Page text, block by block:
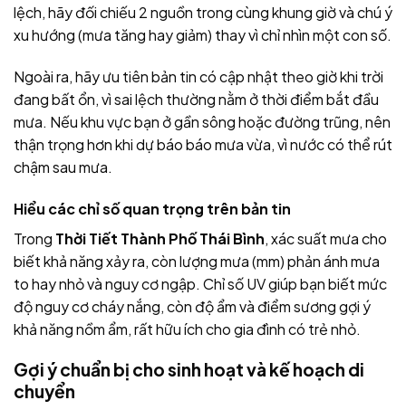
lệch, hãy đối chiếu 2 nguồn trong cùng khung giờ và chú ý
xu hướng (mưa tăng hay giảm) thay vì chỉ nhìn một con số.
Ngoài ra, hãy ưu tiên bản tin có cập nhật theo giờ khi trời
đang bất ổn, vì sai lệch thường nằm ở thời điểm bắt đầu
mưa. Nếu khu vực bạn ở gần sông hoặc đường trũng, nên
thận trọng hơn khi dự báo báo mưa vừa, vì nước có thể rút
chậm sau mưa.
Hiểu các chỉ số quan trọng trên bản tin
Trong Thời Tiết Thành Phố Thái Bình, xác suất mưa cho
biết khả năng xảy ra, còn lượng mưa (mm) phản ánh mưa
to hay nhỏ và nguy cơ ngập. Chỉ số UV giúp bạn biết mức
độ nguy cơ cháy nắng, còn độ ẩm và điểm sương gợi ý
khả năng nồm ẩm, rất hữu ích cho gia đình có trẻ nhỏ.
Gợi ý chuẩn bị cho sinh hoạt và kế hoạch di
chuyển